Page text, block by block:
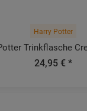
Harry Potter
Trinkflasche
24,95 € *